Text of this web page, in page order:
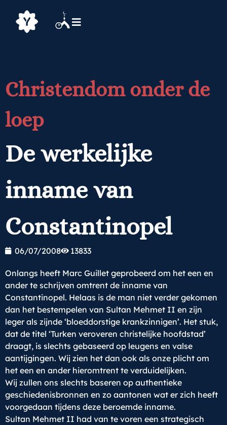
Christendom onder de
loep
De werkelijke
inname van
Constantinopel
06/07/2008 13833
Onlangs heeft Marc Guillet geprobeerd om het een en
ander te schrijven omtrent de inname van
Constantinopel. Helaas is de man niet verder gekomen
dan het bestempelen van Sultan Mehmet II en zijn
leger als zijnde ‘bloeddorstige krankzinnigen’. Het stuk,
dat de titel ‘Turken veroveren christelijke hoofdstad’
draagt, is slechts gebaseerd op leugens en valse
aantijgingen. Wij zien het dan ook als onze plicht om
het een en ander hieromtrent te verduidelijken.
Wij zullen ons slechts baseren op authentieke
geschiedenisbronnen en zo aantonen wat er zich heeft
voorgedaan tijdens deze beroemde inname.
Sultan Mehmet II had van te voren een strategisch